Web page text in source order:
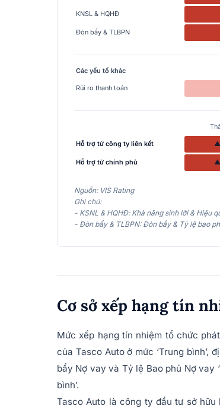
KNSL & HQHĐ
Đòn bẩy & TLBPN
Các yếu tố khác
Rủi ro thanh toán
Hỗ trợ từ công ty liên kết ▲
Hỗ trợ từ chính phủ ▲
Nguồn: VIS Rating
Ghi chú:
- KSNL & HQHĐ: Khả năng sinh lời & Hiệu
- Đòn bẩy & TLBPN: Đòn bẩy & Tỷ lệ bao
Cơ sở xếp hạng tín
Mức xếp hạng tín nhiệm tổ chức
của Tasco Auto ở mức ‘Trung bình’,
bẩy Nợ vay và Tỷ lệ Bao phủ Nợ vay
bình’.
Tasco Auto là công ty đầu tư sở